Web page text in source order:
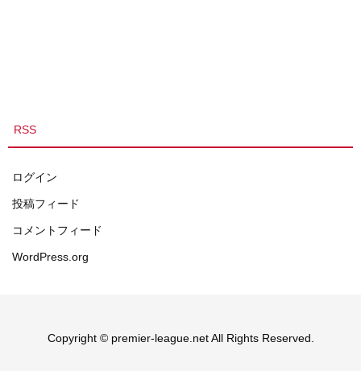
RSS
ログイン
投稿フィード
コメントフィード
WordPress.org
Copyright © premier-league.net All Rights Reserved.